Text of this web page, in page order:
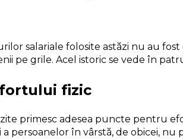
salariale folosite astăzi nu au
pe grile. Acel istoric se vede în
fizic
primesc adesea puncte pentru
a persoanelor în vârstă, de obicei,